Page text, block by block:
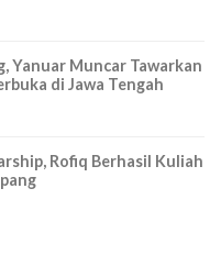
Yanuar Muncar Tawarkan
di Jawa Tengah
Rofiq Berhasil Kuliah